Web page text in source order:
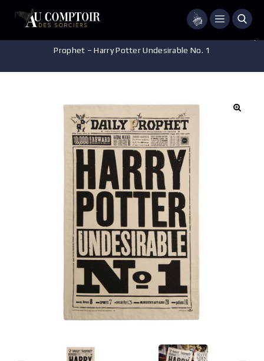
Menu
Prophet – Harry Potter Undesirable No. 1